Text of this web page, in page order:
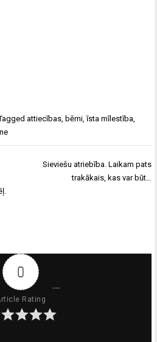
attiecības, bērni,īsta mīlestība,
Sieviešu atriebība. Laikam pats
trakākais, kas var būt…
0
Rating